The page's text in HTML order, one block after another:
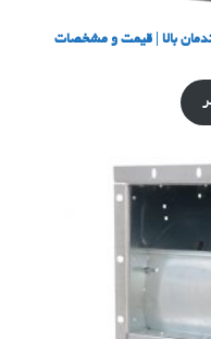
بالا | قیمت و مشخصات